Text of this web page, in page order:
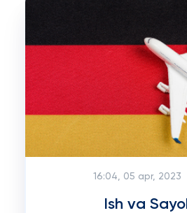
16:04, 05 apr, 2023
Ish va